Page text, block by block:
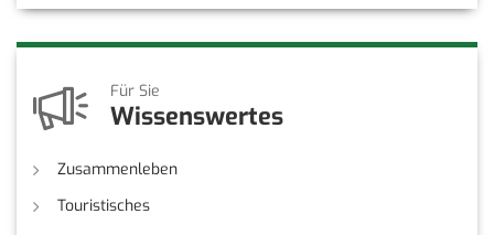
Für Sie
Wissenswertes
Zusammenleben
Touristisches